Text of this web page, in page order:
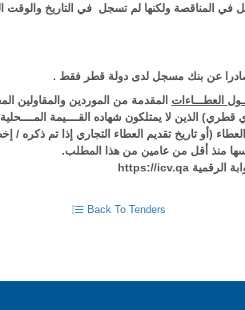
في المناقصة ولكنها لم تسجل في التاريخ والوقت
عن بنك مسجل لدى دولة قطر فقط .
العطـــاءات المقدمة من الموردين والمقاولين
الذين لا يمتلكون شهاده القــــيمة
(أو تاريخ تقديم العطاء التجاري إذا تم
منذ أقل من عامين من هذا المطلب.
الرقمية https://icv.qa
Back To Tenders